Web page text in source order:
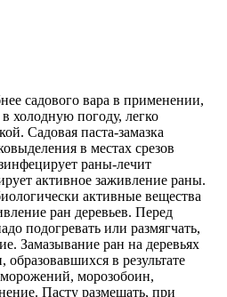
садового вара в применении,
в холодную погоду, легко
Садовая паста-замазка
в местах срезов
раны-лечит
активное заживление раны.
активные вещества
ран деревьев. Перед
подогревать или размягчать,
Замазывание ран на деревьях
образовавшихся в результате
морозобоин,
Пасту размешать, при